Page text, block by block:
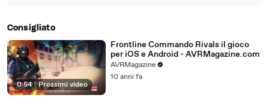
Consigliato
0:54 | Prossimi video
Frontline Commando Rivals il gioco
per iOS e Android - AVRMagazine.com
AVRMagazine
10 anni fa